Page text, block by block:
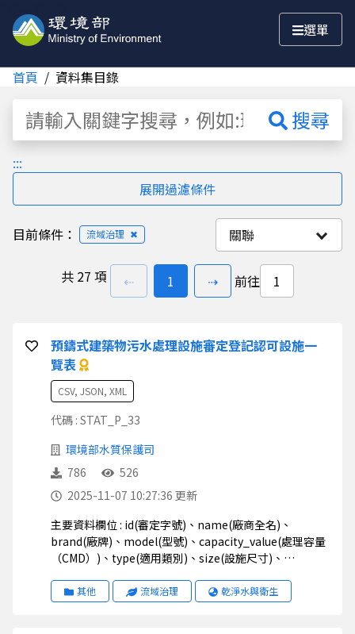
選單
首頁 資料集目錄
資料集 搜尋
:::
展開過濾條件
目前條件： 流域治理 ✖ 關聯
共 27 項 ⇠上一頁前往
1 ⇢下一頁
前往
預鑄式建築物污水處理設施審定登記認可設施一
覽表
CSV, JSON, XML
代碼 : STAT_P_33
環境部水質保護司
786
526
2025-11-07 10:27:36 更新
主要資料欄位 : id(審定字號)、name(廠商全名)、
brand(廠牌)、model(型號)、capacity_value(處理容量
（CMD）)、type(適用類別)、size(設施尺寸)、
address(公司地址)、tel(聯絡電話)、countycode(縣市
其他 流域治理 乾淨水與衛生